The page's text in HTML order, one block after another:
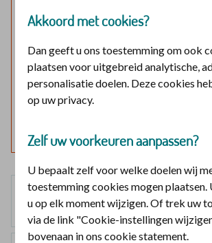
Laat mijn verzekering zien
Log in en bekijk welke vergoedingen en
voor u gelden.
Geen DigiD? Vraag aan
Basisverzekering
100%
Akkoord met cookies?
Dan geeft u ons toestemming om ook
plaatsen voor uitgebreid analytische,
personalisatie doelen. Deze cookies
op uw privacy.
Zelf uw voorkeuren aanpassen?
U bepaalt zelf voor welke doelen wij
toestemming cookies mogen plaatsen.
u op elk moment wijzigen. Of trek uw
via de link "Cookie-instellingen
bovenaan in ons cookie statement.